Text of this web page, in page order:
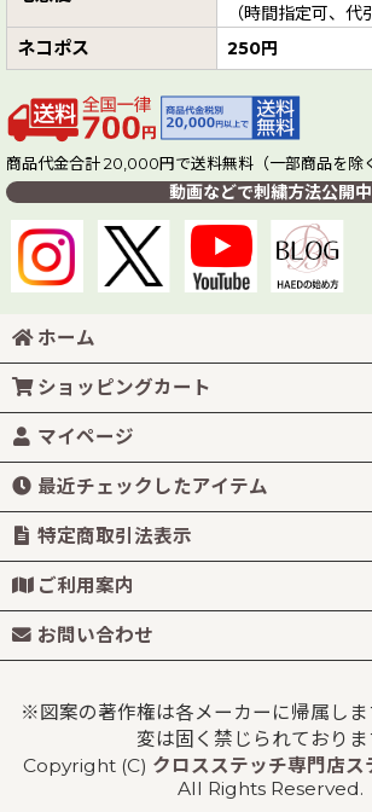
（時間指定可、代
ネコポス 250円
商品代金合計 20,000円で送料無料（一部商品を除
動画などで刺繍方法公開中
ホーム
ショッピングカート
マイページ
最近チェックしたアイテム
特定商取引法表示
ご利用案内
お問い合わせ
※図案の著作権は各メーカーに帰属しま
変は固く禁じられておりま
Copyright (C) クロスステッチ専門店ス
All Rights Reserved.